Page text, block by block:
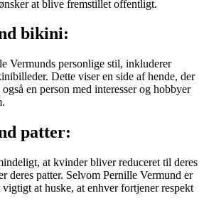
at blive fremstillet offentligt.
bikini:
Vermunds personlige stil, inkluderer
Dette viser en side af hende, der
en person med interesser og hobbyer
patter:
at kvinder bliver reduceret til deres
deres patter. Selvom Pernille Vermund er
at huske, at enhver fortjener respekt